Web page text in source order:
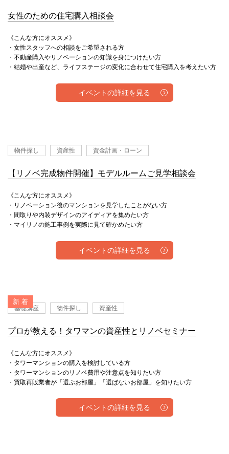
女性のための住宅購入相談会
《こんな方にオススメ》
・女性スタッフへの相談をご希望される方
・不動産購入やリノベーションの知識を身につけたい方
・結婚や出産など、ライフステージの変化に合わせて住宅購入を考えたい方
イベントの詳細を見る
物件探し 資産性 資金計画・ローン
【リノベ完成物件開催】モデルルームご見学相談会
《こんな方にオススメ》
・リノベーション後のマンションを見学したことがない方
・間取りや内装デザインのアイディアを集めたい方
・マイリノの施工事例を実際に見て確かめたい方
イベントの詳細を見る
新 着
基礎講座 物件探し 資産性
プロが教える！タワマンの資産性とリノベセミナー
《こんな方にオススメ》
・タワーマンションの購入を検討している方
・タワーマンションのリノベ費用や注意点を知りたい方
・買取再販業者が「選ぶお部屋」「選ばないお部屋」を知りたい方
イベントの詳細を見る